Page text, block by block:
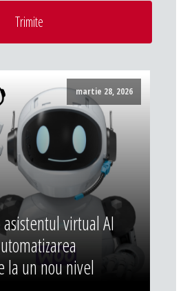
Trimite
martie 28, 2026
virtual AI
la un nou nivel